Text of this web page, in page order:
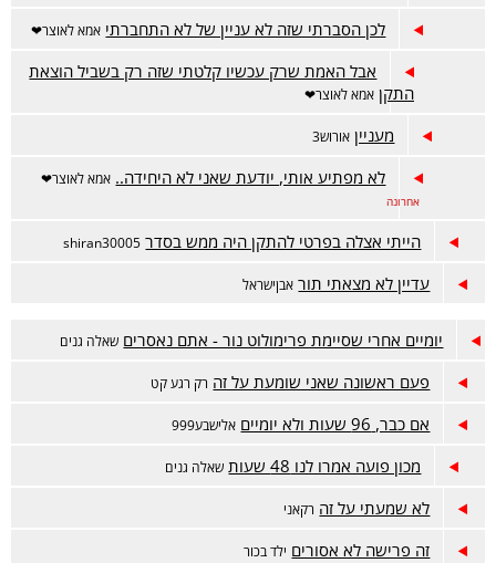
לכן הסברתי שזה לא עניין של לא התחברתי אמא לאוצר❤
אבל האמת שרק עכשיו קלטתי שזה רק בשביל הוצאת
התקן אמא לאוצר❤
מעניין אורוש3
לא מפתיע אותי, יודעת שאני לא היחידה.. אמא לאוצר❤
אחרונה
הייתי אצלה בפרטי להתקן היה ממש בסדר shiran30005
עדיין לא מצאתי תור אבןישראל
יומיים אחרי שסיימת פרימולוט נור - אתם נאסרים שאלה גנים
פעם ראשונה שאני שומעת על זה רק רגע קט
אם כבר, 96 שעות ולא יומיים אלישבע999
מכון פועה אמרו לנו 48 שעות שאלה גנים
לא שמעתי על זה רקאני
זה פרישה לא אסורים ילד בכור